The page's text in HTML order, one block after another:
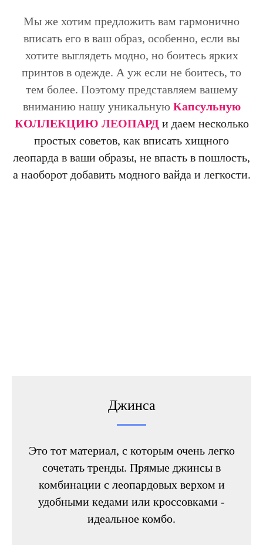
Мы же хотим предложить вам гармонично
вписать его в ваш образ, особенно, если вы
хотите выглядеть модно, но боитесь ярких
принтов в одежде. А уж если не боитесь, то
тем более. Поэтому представляем вашему
вниманию нашу уникальную Капсульную
КОЛЛЕКЦИЮ ЛЕОПАРД и даем несколько
простых советов, как вписать хищного
леопарда в ваши образы, не впасть в пошлость,
а наоборот добавить модного вайда и легкости.
Джинса
Это тот материал, с которым очень легко
сочетать тренды. Прямые джинсы в
комбинации с леопардовых верхом и
удобными кедами или кроссовками -
идеальное комбо.